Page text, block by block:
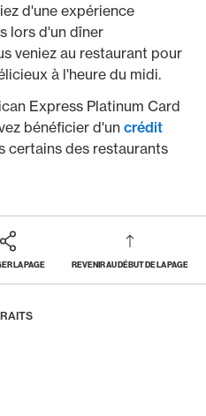
d'une expérience
lors d'un dîner
veniez au restaurant pour
à l'heure du midi.
Express Platinum Card
bénéficier d'un crédit
certains des restaurants
LA PAGE REVENIR AU DÉBUT DE LA PAGE